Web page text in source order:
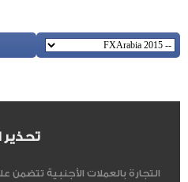
تحذير
التجارة بالعملات الأجنبية تتضمن